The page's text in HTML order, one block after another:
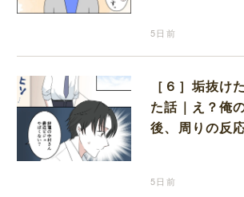
5日前
［６］垢抜け
た話｜え？俺
後、周りの反
5日前